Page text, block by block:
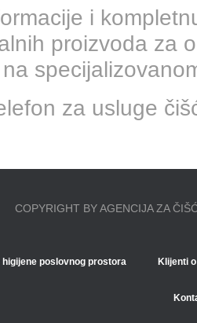
i
proizvoda za
za usluge
COPYRIGHT BY AGENCIJA ZA
poslovnog prostora Klijenti